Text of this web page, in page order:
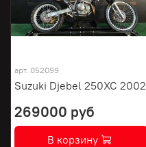
арт. 052099
Suzuki Djebel 250XC 2002
269000 руб
В корзину